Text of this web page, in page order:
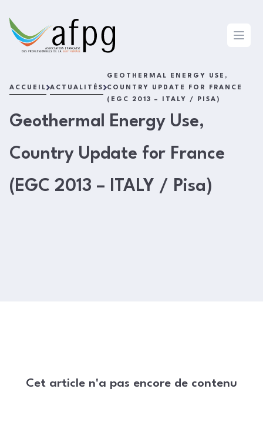
L'AFPG
Open
ACCUEIL ACTUALITÉS
GEOTHERMAL ENERGY USE,
COUNTRY UPDATE FOR FRANCE
(EGC 2013 – ITALY / PISA)
Geothermal Energy Use,
Country Update for France
(EGC 2013 – ITALY / Pisa)
Cet article n'a pas encore de contenu